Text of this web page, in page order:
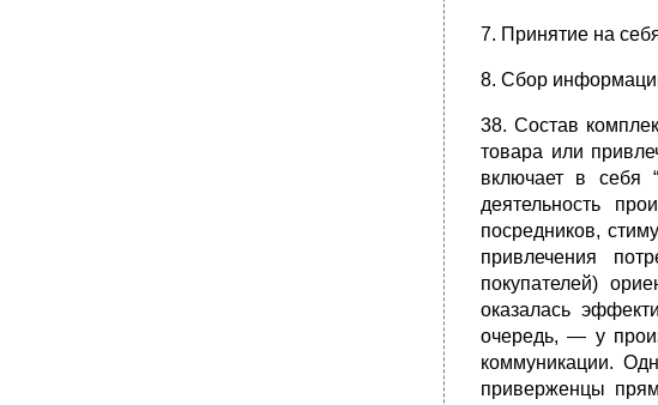
7. Принятие на
8. Сбор
38. Состав
товара или
включает в себя
деятельность
посредников,
привлечения
покупателей)
оказалась
очередь, — у
коммуникации.
приверженцы